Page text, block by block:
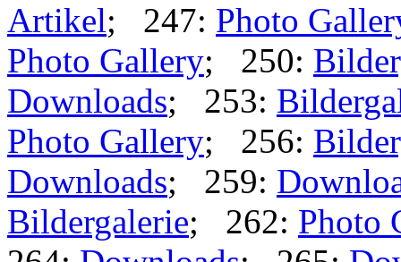
Artikel; 247: Photo
Photo Gallery; 250:
Downloads; 253:
Photo Gallery; 256:
Downloads; 259:
Bildergalerie; 262: Photo